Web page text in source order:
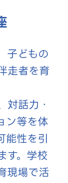
子どもの
走者を育
対話力・
ン等を体
能性を引
す。学校
現場で活